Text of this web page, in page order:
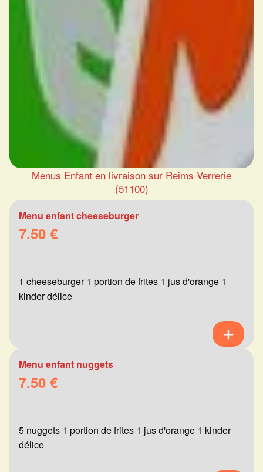
Menus Enfant en livraison sur Reims Verrerie
(51100)
Menu enfant cheeseburger
7.50 €
1 cheeseburger 1 portion de frites 1 jus d'orange 1
kinder délice
Menu enfant nuggets
7.50 €
5 nuggets 1 portion de frites 1 jus d'orange 1 kinder
délice